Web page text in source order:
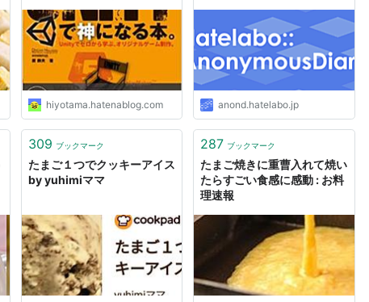
Unity(C#)初心者・入門者向
けチュートリアル ひよこの
たまご
hiyotama.hatenablog.com anond.hatelabo.jp
309 ブックマーク
たまご１つでクッキーアイス
by yuhimiママ
287 ブックマーク
たまご焼きに重曹入れて焼い
たらすごい食感に感動 : お料
理速報